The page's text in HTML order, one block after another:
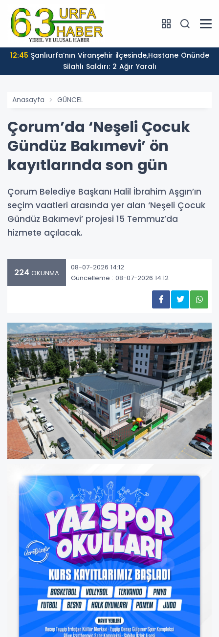
12:45
Silahlı Saldırı: 2 Ağır Yaralı
Anasayfa GÜNCEL
Çorum’da ‘Neşeli Çocuk
Gündüz Bakımevi’ ön
kayıtlarında son gün
Çorum Belediye Başkanı Halil İbrahim Aşgın’ın
seçim vaatleri arasında yer alan ‘Neşeli Çocuk
Gündüz Bakımevi’ projesi 15 Temmuz’da
hizmete açılacak.
224 OKUNMA
08-07-2026 14:12
Güncelleme : 08-07-2026 14:12